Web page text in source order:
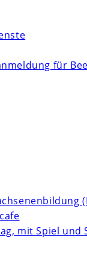
für
mit Spiel und